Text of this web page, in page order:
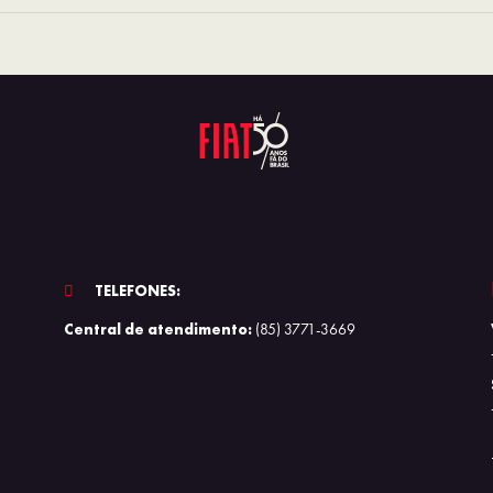
TELEFONES:
Central de atendimento:(85) 3771-3669